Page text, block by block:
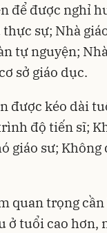
để được nghỉ
sự; Nhà
tự nguyện;
sở giáo dục.
được kéo dài
độ tiến sĩ;
giáo sư;
quan trọng
ở tuổi cao hơn,